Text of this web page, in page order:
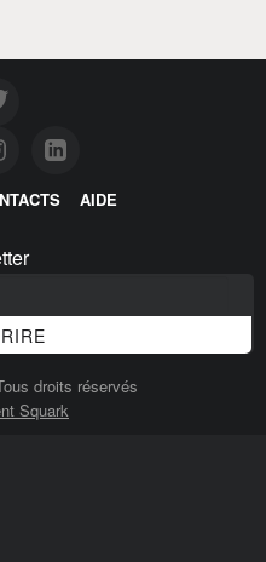
AIDE
droits réservés
Squark